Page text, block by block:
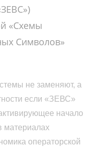
«Схемы
Символов»
не заменяют, а
если «ЗЕВС»
начало
операторской